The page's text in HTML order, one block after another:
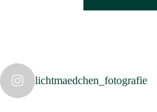
lichtmaedchen_fotografie